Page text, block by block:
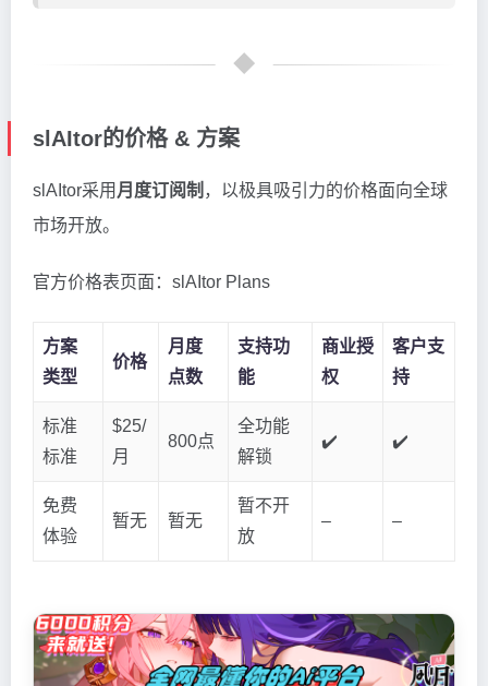
slAItor的价格 & 方案
slAItor采用 月度订阅制 ，以极具吸引力的价格面向全球
市场开放。
官方价格表页面：slAItor Plans
方案
类型
价格
月度
点数
支持功
能
商业授
权
客户支
持
标准
标准
$25/
月
800点
全功能
解锁
✔️ ✔️
免费
体验
暂无 暂无
暂不开
放
– –